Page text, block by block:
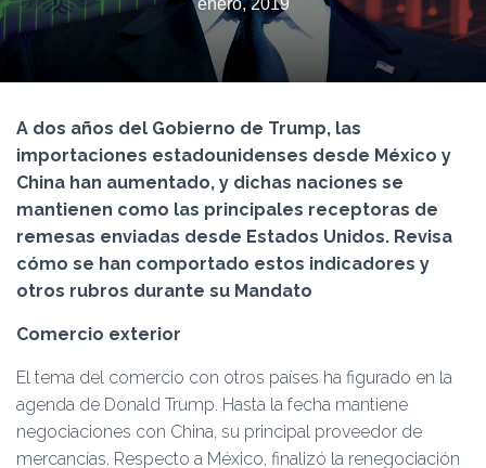
D
A
G
A
Ó
enero, 2019
A dos años del Gobierno de Trump, las
importaciones estadounidenses desde México y
China han aumentado, y dichas naciones se
mantienen como las principales receptoras de
remesas enviadas desde Estados Unidos. Revisa
cómo se han comportado estos indicadores y
otros rubros durante su Mandato
Comercio exterior
El tema del comercio con otros países ha figurado en la
agenda de Donald Trump. Hasta la fecha mantiene
negociaciones con China, su principal proveedor de
mercancías. Respecto a México, finalizó la renegociación